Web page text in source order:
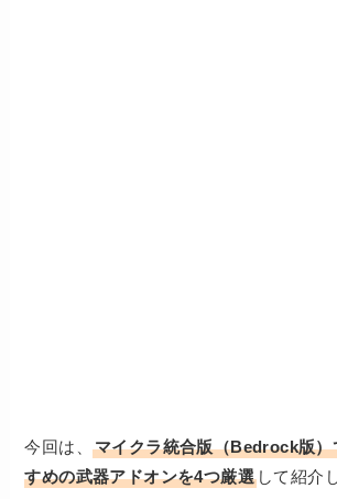
今回は、マイクラ統合版（Bedrock版）
すめの武器アドオンを4つ厳選 して紹介